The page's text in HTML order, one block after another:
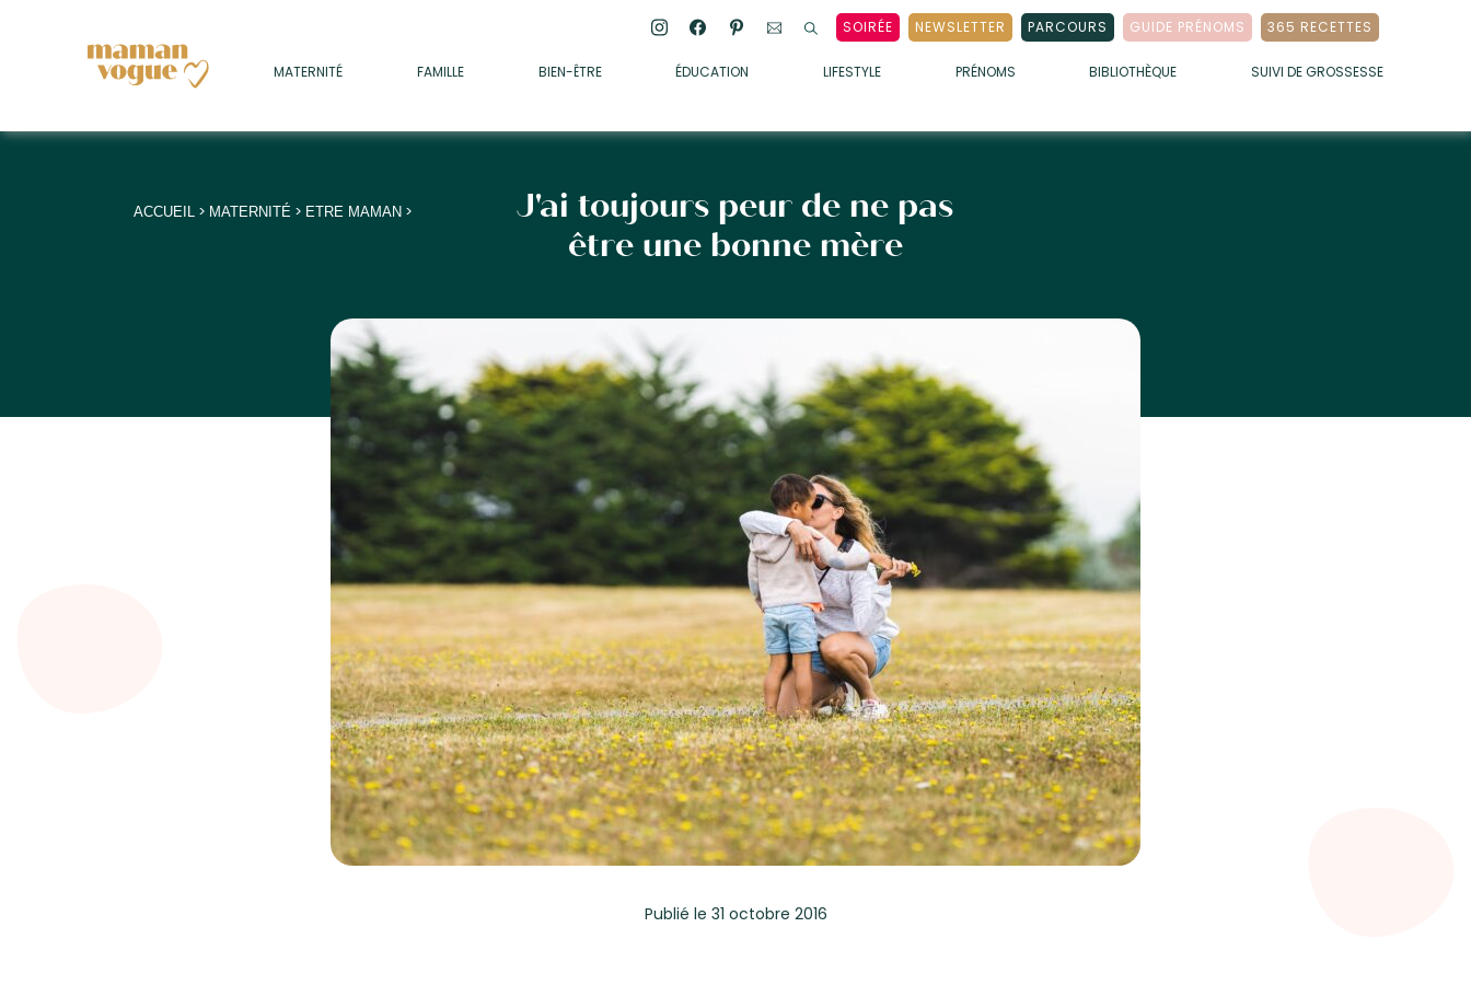
SOIRÉE NEWSLETTER PARCOURS GUIDE PRÉNOMS 365 RECETTES
MATERNITÉ FAMILLE BIEN-ÊTRE ÉDUCATION LIFESTYLE PRÉNOMS BIBLIOTHÈQUE SUIVI DE GROSSESSE
• SOMMEIL
• MÉDECINE DOUCE
• SOINS
+
+
ACCUEIL> MATERNITÉ> ETRE MAMAN>
J'ai toujours peur de ne pas
être une bonne mère
Publié le 31 octobre 2016